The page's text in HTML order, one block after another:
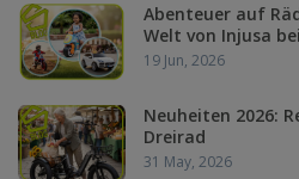
Abenteuer auf
Welt von Injusa
19 Jun, 2026
Neuheiten 2026:
Dreirad
31 May, 2026